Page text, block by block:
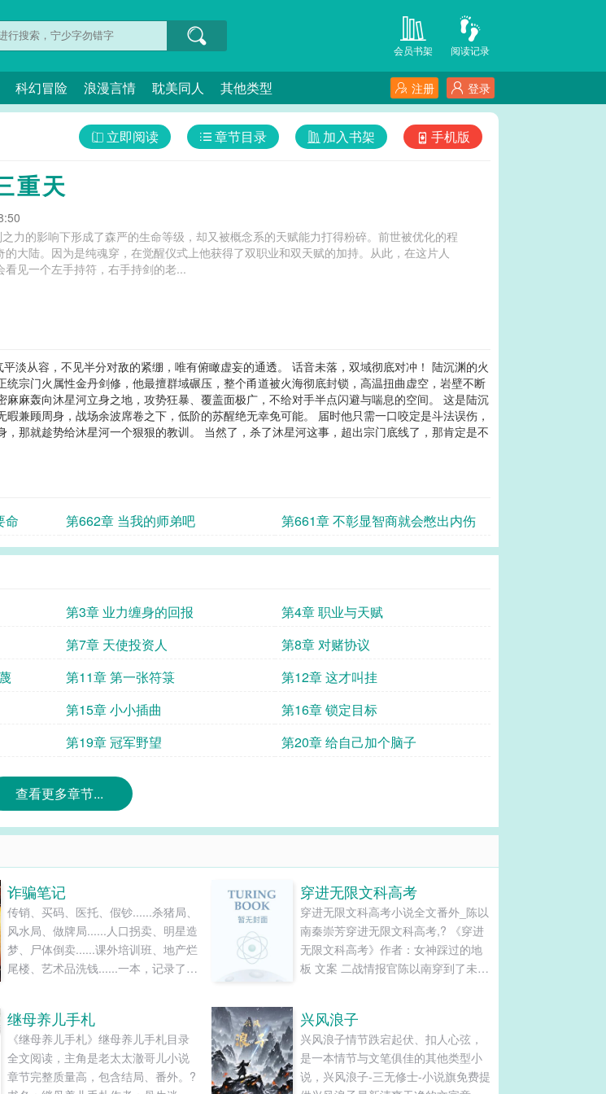
阅读记录
会员书架
科幻冒险 浪漫言情 耽美同人 其他类型 登录
注册
手机版
加入书架
章节目录
立即阅读
重天
力的影响下形成了森严的生命等级，却又被概念系的天赋能力打得粉碎。前世被优化的程
大陆。因为是纯魂穿，在觉醒仪式上他获得了双职业和双天赋的加持。从此，在这片人
见一个左手持符，右手持剑的老...
从容，不见半分对敌的紧绷，唯有俯瞰虚妄的通透。 话音未落，双域彻底对冲！ 陆沉渊的火
宗门火属性金丹剑修，他最擅群域碾压，整个甬道被火海彻底封锁，高温扭曲虚空，岩壁不断
麻轰向沐星河立身之地，攻势狂暴、覆盖面极广，不给对手半点闪避与喘息的空间。 这是陆沉
兼顾周身，战场余波席卷之下，低阶的苏醒绝无幸免可能。 届时他只需一口咬定是斗法误伤，
那就趁势给沐星河一个狠狠的教训。 当然了，杀了沐星河这事，超出宗门底线了，那肯定是不
命 第662章 当我的师弟吧 第661章 不彰显智商就会憋出内伤
第3章 业力缠身的回报
第4章 职业与天赋
第7章 天使投资人
第8章 对赌协议
第11章 第一张符箓
第12章 这才叫挂
第15章 小小插曲
第16章 锁定目标
第19章 冠军野望 第20章 给自己加个脑子
查看更多章节...
诈骗笔记
传销、买码、医托、假钞......杀猪局、
风水局、做牌局......人口拐卖、明星造
梦、尸体倒卖......课外培训班、地产烂
尾楼、艺术品洗钱......一本，记录了一
个诈骗犯也扯上了关系，这也成了我
如今苦难的来源.......
穿进无限文科高考
穿进无限文科高考小说全文番外_陈以
南秦崇芳穿进无限文科高考,? 《穿进
无限文科高考》作者：女神踩过的地
板 文案 二战情报官陈以南穿到了未
黑。 这里的高考很奇怪。 考题是《荆
轲刺秦王》，就穿去末世大秦，和嬴
政亲密接触。...
继母养儿手札
《继母养儿手札》继母养儿手札目录
全文阅读，主角是老太太澈哥儿小说
章节完整质量高，包含结局、番外。?
兴风浪子
兴风浪子情节跌宕起伏、扣人心弦，
是一本情节与文笔俱佳的其他类型小
说，兴风浪子-三无修士-小说旗免费提